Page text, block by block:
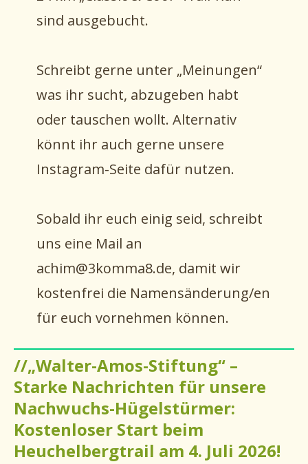
sind ausgebucht.
Schreibt gerne unter „Meinungen“
was ihr sucht, abzugeben habt
oder tauschen wollt. Alternativ
könnt ihr auch gerne unsere
Instagram-Seite dafür nutzen.
Sobald ihr euch einig seid, schreibt
uns eine Mail an
achim@3komma8.de, damit wir
kostenfrei die Namensänderung/en
für euch vornehmen können.
//„Walter-Amos-Stiftung“ –
Starke Nachrichten für unsere
Nachwuchs-Hügelstürmer:
Kostenloser Start beim
Heuchelbergtrail am 4. Juli 2026!